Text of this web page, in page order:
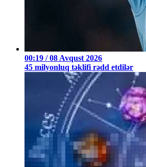
00:19 / 08 Avqust 2026
45 milyonluq təklifi rədd etdilər